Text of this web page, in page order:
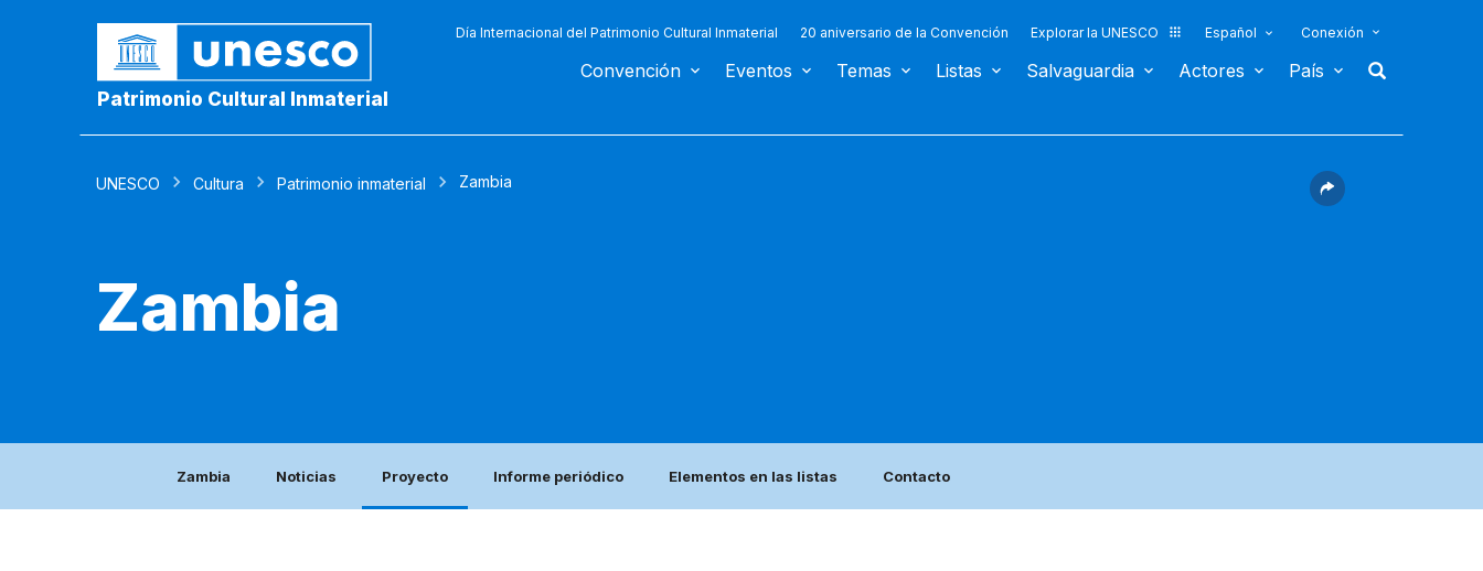
Patrimonio Cultural Inmaterial
Día Internacional del Patrimonio Cultural Inmaterial 20 aniversario de la Convención Explorar la UNESCO Español Conexión
Convención Eventos Temas Listas Salvaguardia Actores País
UNESCO Cultura Patrimonio inmaterial Zambia
Zambia
Zambia Noticias Proyecto Informe periódico Elementos en las listas Contacto